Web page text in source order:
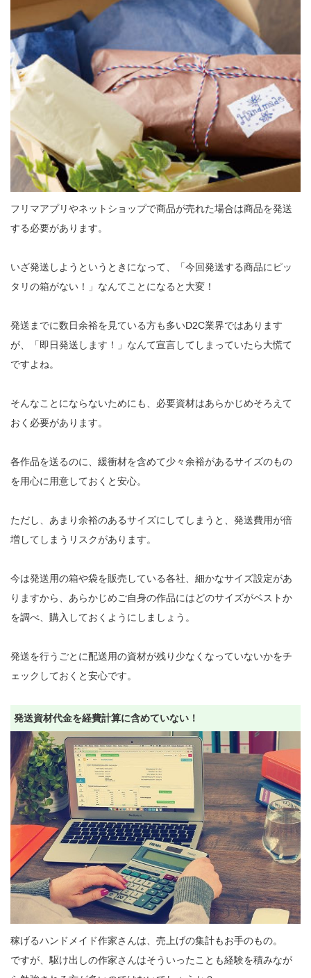
フリマアプリやネットショップで商品が売れた場合は商品を発送
する必要があります。
いざ発送しようというときになって、「今回発送する商品にピッ
タリの箱がない！」なんてことになると大変！
発送までに数日余裕を見ている方も多いD2C業界ではあります
が、「即日発送します！」なんて宣言してしまっていたら大慌て
ですよね。
そんなことにならないためにも、必要資材はあらかじめそろえて
おく必要があります。
各作品を送るのに、緩衝材を含めて少々余裕があるサイズのもの
を用心に用意しておくと安心。
ただし、あまり余裕のあるサイズにしてしまうと、発送費用が倍
増してしまうリスクがあります。
今は発送用の箱や袋を販売している各社、細かなサイズ設定があ
りますから、あらかじめご自身の作品にはどのサイズがベストか
を調べ、購入しておくようにしましょう。
発送を行うごとに配送用の資材が残り少なくなっていないかをチ
ェックしておくと安心です。
発送資材代金を経費計算に含めていない！
稼げるハンドメイド作家さんは、売上げの集計もお手のもの。
ですが、駆け出しの作家さんはそういったことも経験を積みなが